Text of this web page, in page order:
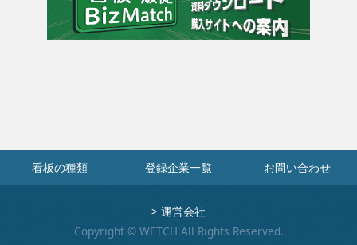
看板の種類 登録企業一覧 お問い合わせ
> 運営会社
Copyright © WETCH All Rights Reserved.